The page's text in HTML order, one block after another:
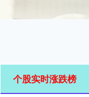
个股实时涨跌榜